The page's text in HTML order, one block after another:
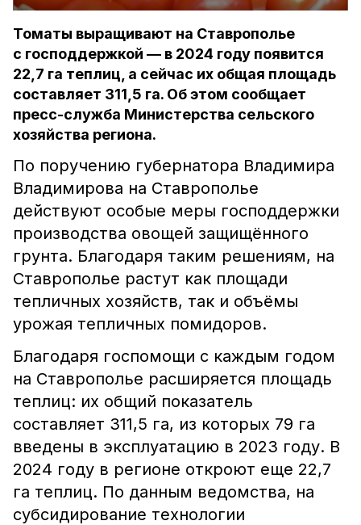
Томаты выращивают на Ставрополье
с господдержкой — в 2024 году появится
22,7 га теплиц, а сейчас их общая площадь
составляет 311,5 га. Об этом сообщает
пресс-служба Министерства сельского
хозяйства региона.
По поручению губернатора Владимира
Владимирова на Ставрополье
действуют особые меры господдержки
производства овощей защищённого
грунта. Благодаря таким решениям, на
Ставрополье растут как площади
тепличных хозяйств, так и объёмы
урожая тепличных помидоров.
Благодаря госпомощи с каждым годом
на Ставрополье расширяется площадь
теплиц: их общий показатель
составляет 311,5 га, из которых 79 га
введены в эксплуатацию в 2023 году. В
2024 году в регионе откроют еще 22,7
га теплиц. По данным ведомства, на
субсидирование технологии